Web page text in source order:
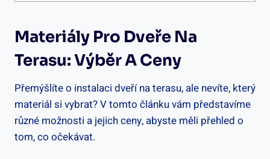
Materiály Pro Dveře Na
Terasu: Výběr A Ceny
Přemýšlíte o instalaci dveří na terasu, ale nevíte, který
materiál si vybrat? V tomto článku vám představíme
různé možnosti a jejich ceny, abyste měli přehled o
tom, co očekávat.